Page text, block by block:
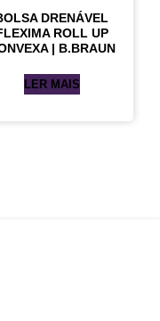
DRENÁVEL
ROLL UP
| B.BRAUN
LER MAIS